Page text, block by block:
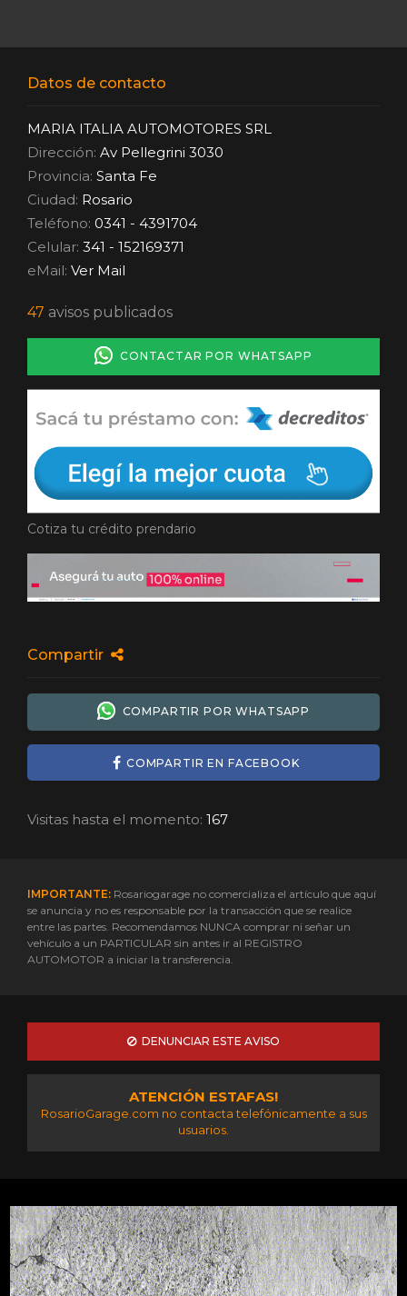
Datos de contacto
MARIA ITALIA AUTOMOTORES SRL
Dirección: Av Pellegrini 3030
Provincia: Santa Fe
Ciudad: Rosario
Teléfono: 0341 - 4391704
Celular: 341 - 152169371
eMail: Ver Mail
47 avisos publicados
CONTACTAR POR WHATSAPP
Cotiza tu crédito prendario
Compartir
COMPARTIR POR WHATSAPP
COMPARTIR EN FACEBOOK
Visitas hasta el momento: 167
IMPORTANTE: Rosariogarage no comercializa el artículo que aquí
se anuncia y no es responsable por la transacción que se realice
entre las partes. Recomendamos NUNCA comprar ni señar un
vehículo a un PARTICULAR sin antes ir al REGISTRO
AUTOMOTOR a iniciar la transferencia.
DENUNCIAR ESTE AVISO
ATENCIÓN ESTAFAS!
RosarioGarage.com no contacta telefónicamente a sus
usuarios.